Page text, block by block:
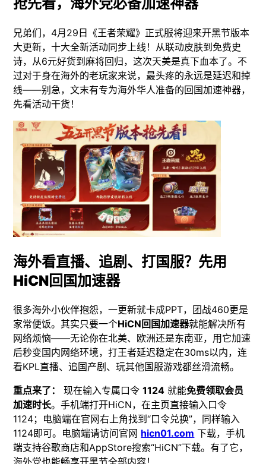
兄弟们，4月29日《王者荣耀》正式服将迎来开黑节版本
大更新，十大全新活动同步上线！从联动皮肤到免费史
诗，从6元好货到麻将回归，这次天美是真下血本了。不
过对于身在海外的老玩家来说，最头疼的永远是延迟和掉
线——别急，文末有专为海外华人准备的回国加速神器，
先看活动干货！
海外看直播、追剧、打国服？先用
HiCN回国加速器
很多海外小伙伴抱怨，一更新就卡成PPT，团战460更是
家常便饭。其实只要一个HiCN回国加速器就能解决所有
网络烦恼——无论你在北美、欧洲还是东南亚，用它加速
后秒变国内网络环境，打王者延迟稳定在30ms以内，连
看KPL直播、追国产剧、玩其他国服游戏都丝滑流畅。
重点来了：
现在输入专属口令1124 就能免费领取会员
加速时长。手机端打开HiCN，在主页直接输入口令
1124；电脑端在官网右上角找到“口令兑换”，同样输入
1124即可。电脑端请访问官网 hicn01.com 下载，手机
端支持谷歌商店和AppStore搜索“HiCN”下载。有了它，